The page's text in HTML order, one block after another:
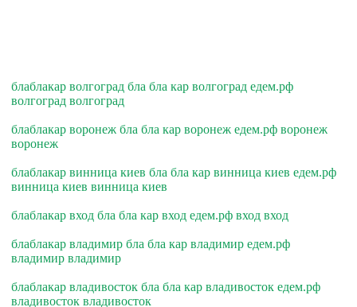
блаблакар волгоград бла бла кар волгоград едем.рф
волгоград волгоград
блаблакар воронеж бла бла кар воронеж едем.рф воронеж
воронеж
блаблакар винница киев бла бла кар винница киев едем.рф
винница киев винница киев
блаблакар вход бла бла кар вход едем.рф вход вход
блаблакар владимир бла бла кар владимир едем.рф
владимир владимир
блаблакар владивосток бла бла кар владивосток едем.рф
владивосток владивосток